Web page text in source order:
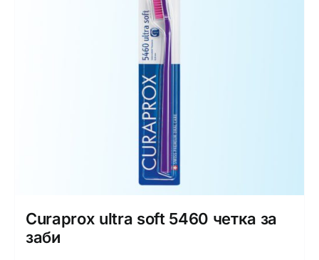
Curaprox ultra soft 5460 четка за
заби